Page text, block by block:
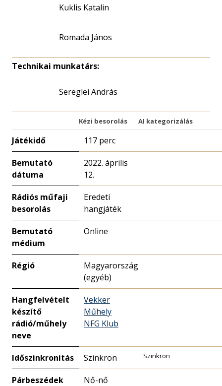
Kuklis Katalin
Romada János
Technikai munkatárs:
Sereglei András
Kézi besorolás AI kategorizálás
Játékidő 117 perc
Bemutató
dátuma
2022. április
12.
Rádiós műfaji
besorolás
Eredeti
hangjáték
Bemutató
médium
Online
Régió
Magyarország
(egyéb)
Hangfelvételt
készítő
rádió/műhely
neve
Vekker
Műhely
NFG Klub
Időszinkronitás Szinkron Szinkron
Párbeszédek
Nő-nő